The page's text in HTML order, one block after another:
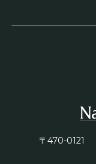
〒470-0121